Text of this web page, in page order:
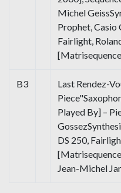
Michel
Prophet, Casio
Fairlight,
B3
Last Rendez-
Played By] –
DS 250,
Jean-Michel